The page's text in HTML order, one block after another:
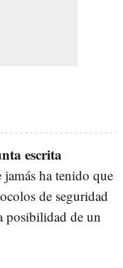
escrita
jamás ha tenido que
de seguridad
posibilidad de un